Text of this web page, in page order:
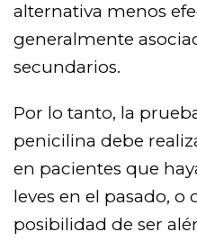
alternativa menos
generalmente
secundarios.
Por lo tanto, la
penicilina debe
en pacientes que
leves en el pasado, o
posibilidad de ser